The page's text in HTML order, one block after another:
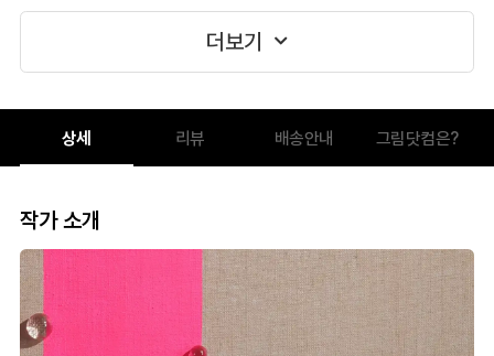
더보기
상세 리뷰 배송안내 그림닷컴은?
작가 소개